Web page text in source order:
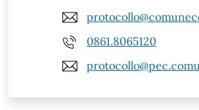
0861.8065120